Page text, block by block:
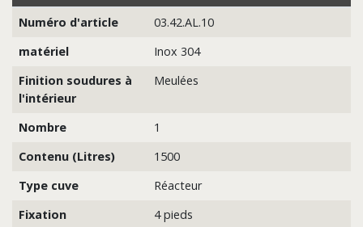
Numéro d'article
03.42.AL.10
matériel
Inox 304
Finition soudures à
l'intérieur
Meulées
Nombre
1
Contenu (Litres)
1500
Type cuve
Réacteur
Fixation
4 pieds